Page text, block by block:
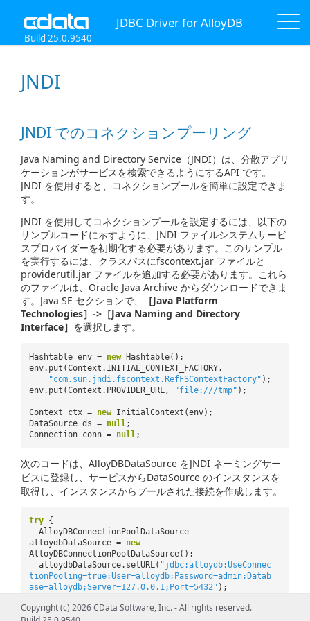
JDBC Driver for AlloyDB
Build 25.0.9540
JNDI
JNDI でのコネクションプーリング
Java Naming and Directory Service（JNDI）は、分散アプリ
ケーションがサービスを検索できるようにするAPI です。
JNDI を使用すると、コネクションプールを簡単に設定できま
す。
JNDI を使用してコネクションプールを設定するには、以下の
サンプルコードに示すように、JNDI ファイルシステムサービ
スプロバイダーを初期化する必要があります。このサンプル
を実行するには、クラスパスにfscontext.jar ファイルと
providerutil.jar ファイルを追加する必要があります。これら
のファイルは、Oracle Java Archive からダウンロードできま
す。Java SE セクションで、
［Java Platform
Technologies］->［Java Naming and Directory
Interface］ を選択します。
Hashtable env = new Hashtable();
env.put(Context.INITIAL_CONTEXT_FACTORY,
"com.sun.jndi.fscontext.RefFSContextFactory" );
env.put(Context.PROVIDER_URL,
"file:///tmp" );
Context ctx = new InitialContext(env);
DataSource ds = null;
Connection conn = null;
次のコードは、AlloyDBDataSource をJNDI ネーミングサー
ビスに登録し、サービスからDataSource のインスタンスを
取得し、インスタンスからプールされた接続を作成します。
try {
AlloyDBConnectionPoolDataSource
alloydbDataSource = new
AlloyDBConnectionPoolDataSource();
alloydbDataSource.setURL( "jdbc:alloydb:UseConnec
tionPooling=true;User=alloydb;Password=admin;Datab
ase=alloydb;Server=127.0.0.1;Port=5432" );
ds = (DataSource) ctx.lookup( "jdbc/alloydb");
Copyright (c) 2026 CData Software, Inc. - All rights reserved.